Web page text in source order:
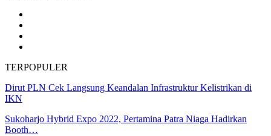
TERPOPULER
Dirut PLN Cek Langsung Keandalan Infrastruktur Kelistrikan di
IKN
Sukoharjo Hybrid Expo 2022, Pertamina Patra Niaga Hadirkan
Booth…